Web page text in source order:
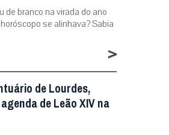
de branco na virada do ano
se alinhava? Sabia
>
de Lourdes,
de Leão XIV na